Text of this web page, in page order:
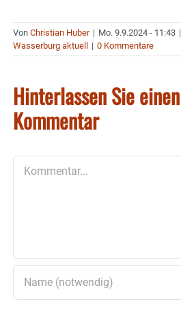
Von Christian Huber | Mo. 9.9.2024 - 11:43 |
Wasserburg aktuell | 0 Kommentare
Hinterlassen Sie einen
Kommentar